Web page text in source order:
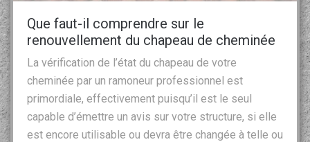
Que faut-il comprendre sur le
renouvellement du chapeau de cheminée
La vérification de l’état du chapeau de votre
cheminée par un ramoneur professionnel est
primordiale, effectivement puisqu’il est le seul
capable d’émettre un avis sur votre structure, si elle
est encore utilisable ou devra être changée à telle ou